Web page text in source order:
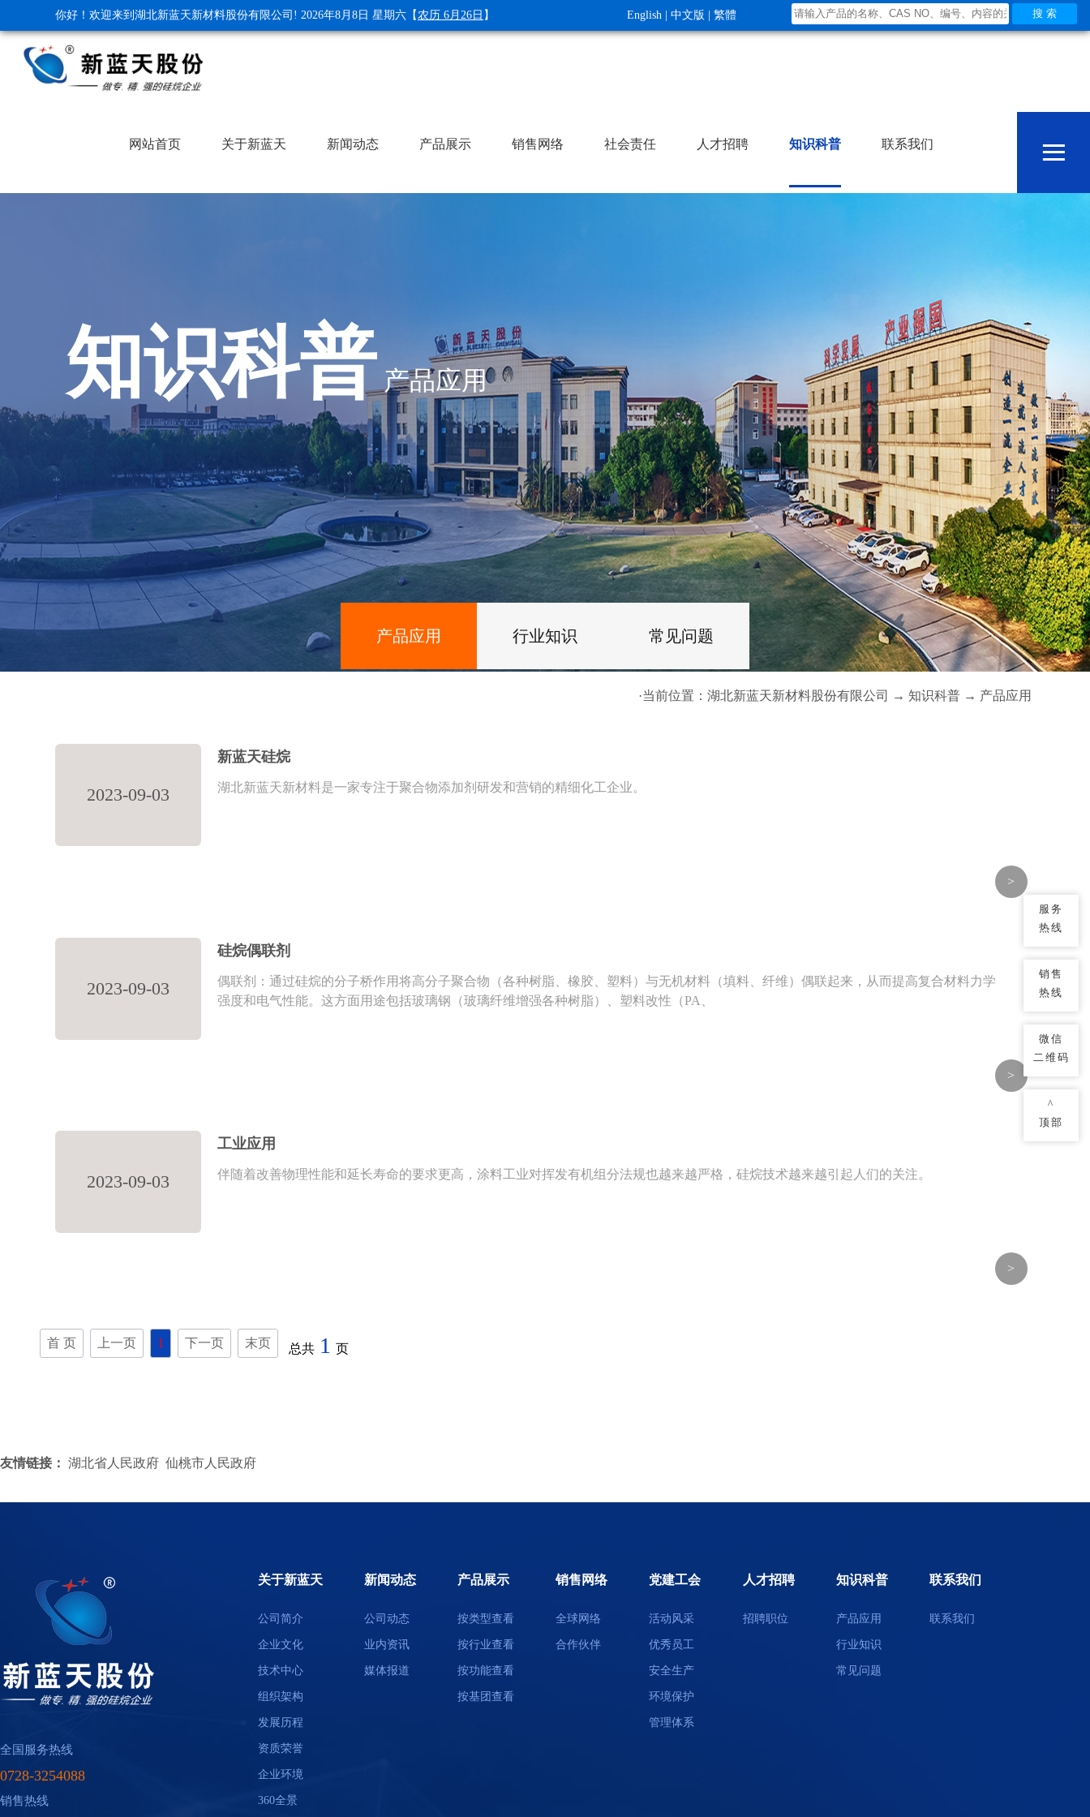
你好！欢迎来到湖北新蓝天新材料股份有限公司! 2026年8月8日 星期六 【农历 6月26日 】 English 中文版 繁體
网站首页 关于新蓝天 新闻动态 产品展示 销售网络 社会责任 人才招聘 知识科普 联系我们 ≡
知识科普 产品应用
产品应用 行业知识 常见问题
·当前位置： 湖北新蓝天新材料股份有限公司 → 知识科普 → 产品应用
2023-09-03
新蓝天硅烷
湖北新蓝天新材料是一家专注于聚合物添加剂研发和营销的精细化工企业。
>
2023-09-03
硅烷偶联剂
偶联剂：通过硅烷的分子桥作用将高分子聚合物（各种树脂、橡胶、塑料）与无机材料（填料、纤维）偶联起来，从而提高复合材料力学
强度和电气性能。这方面用途包括玻璃钢（玻璃纤维增强各种树脂）、塑料改性（PA、
>
2023-09-03
工业应用
伴随着改善物理性能和延长寿命的要求更高，涂料工业对挥发有机组分法规也越来越严格，硅烷技术越来越引起人们的关注。
>
首 页 上一页 1 下一页 末页 总共 1 页
友情链接： 湖北省人民政府 仙桃市人民政府
全国服务热线
0728-3254088
销售热线
关于新蓝天
公司简介
企业文化
技术中心
组织架构
发展历程
资质荣誉
企业环境
360全景
新闻动态
公司动态
业内资讯
媒体报道
产品展示
按类型查看
按行业查看
按功能查看
按基团查看
销售网络
全球网络
合作伙伴
党建工会
活动风采
优秀员工
安全生产
环境保护
管理体系
人才招聘
招聘职位
知识科普
产品应用
行业知识
常见问题
联系我们
联系我们
服务
热线
销售
热线
微信
二维码
^
顶部